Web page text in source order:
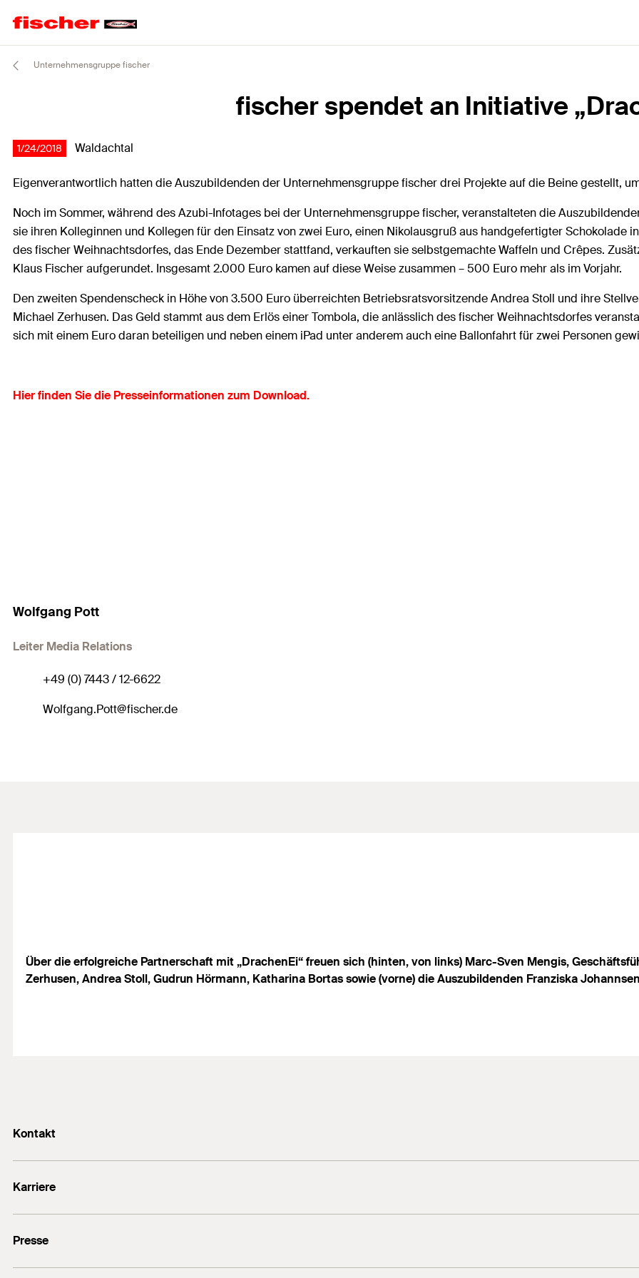
Unternehmensgruppe fischer
fischer spendet an Initiative
1/24/2018 Waldachtal
Eigenverantwortlich hatten die Auszubildenden der Unternehmensgruppe fischer drei Projekte auf die Beine gestellt,
Noch im Sommer, während des Azubi-Infotages bei der Unternehmensgruppe fischer, veranstalteten die
sie ihren Kolleginnen und Kollegen für den Einsatz von zwei Euro, einen Nikolausgruß aus handgefertigter Schokolade
des fischer Weihnachtsdorfes, das Ende Dezember stattfand, verkauften sie selbstgemachte Waffeln und Crêpes.
Klaus Fischer aufgerundet. Insgesamt 2.000 Euro kamen auf diese Weise zusammen – 500 Euro mehr als im Vorjahr.
Den zweiten Spendenscheck in Höhe von 3.500 Euro überreichten Betriebsratsvorsitzende Andrea Stoll und ihre
Michael Zerhusen. Das Geld stammt aus dem Erlös einer Tombola, die anlässlich des fischer Weihnachtsdorfes
sich mit einem Euro daran beteiligen und neben einem iPad unter anderem auch eine Ballonfahrt für zwei Personen
Hier finden Sie die Presseinformationen zum Download.
Wolfgang Pott
Leiter Media Relations
+49 (0) 7443 / 12-6622
Wolfgang.Pott@fischer.de
Über die erfolgreiche Partnerschaft mit „DrachenEi“ freuen sich (hinten, von links) Marc-Sven Mengis,
Zerhusen, Andrea Stoll, Gudrun Hörmann, Katharina Bortas sowie (vorne) die Auszubildenden Franziska
Kontakt
+49 7443 12-0
Karriere
Gute Gründe
Ausbildung
Presse